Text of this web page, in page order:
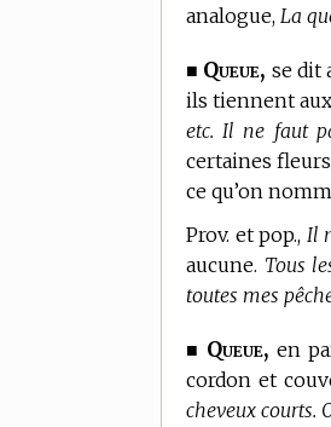
analogue, La
■ Queue, se dit
ils tiennent
etc. Il ne faut
certaines
ce qu’on
Prov. et pop., Il
aucune. Tous
toutes mes
■ Queue, en
cordon et
cheveux courts.